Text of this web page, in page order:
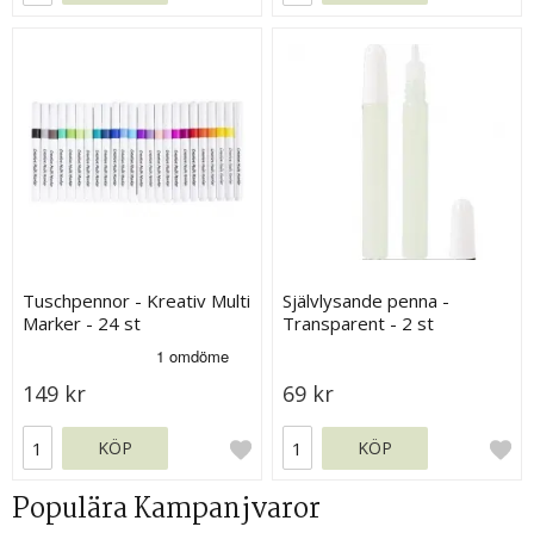
Tuschpennor - Kreativ Multi
Marker - 24 st
149 kr
KÖP
Självlysande penna -
Transparent - 2 st
69 kr
KÖP
Populära Kampanjvaror